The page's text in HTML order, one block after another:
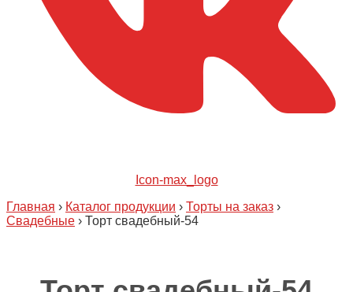
Icon-max_logo
Главная › Каталог продукции › Торты на заказ ›
Свадебные › Торт свадебный-54